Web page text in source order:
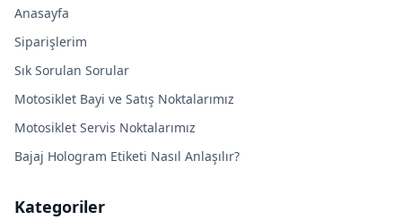
Anasayfa
Siparişlerim
Sık Sorulan Sorular
Motosiklet Bayi ve Satış Noktalarımız
Motosiklet Servis Noktalarımız
Bajaj Hologram Etiketi Nasıl Anlaşılır?
Kategoriler